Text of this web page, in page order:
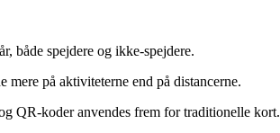
både spejdere og ikke-spejdere.
mere på aktiviteterne end på distancerne.
QR-koder anvendes frem for traditionelle kort.